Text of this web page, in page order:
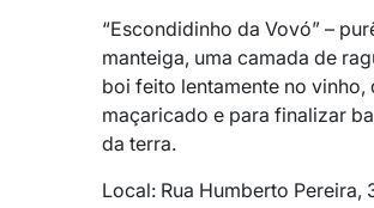
“Escondidinho da Vovó” –
manteiga, uma camada de
boi feito lentamente no vinho,
maçaricado e para finalizar
da terra.
Local: Rua Humberto Pereira,